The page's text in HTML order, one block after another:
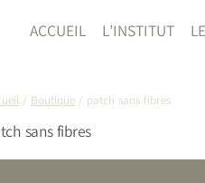
ACCUEIL L’INSTITUT
/ Boutique / patch sans fibres
sans fibres